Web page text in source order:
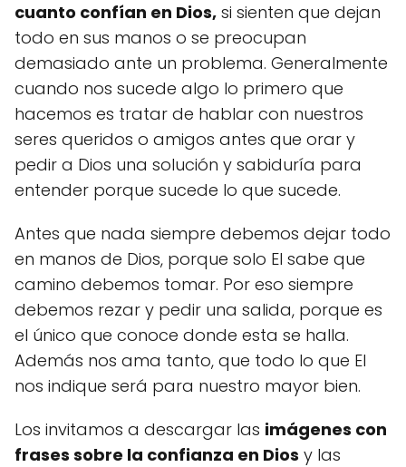
cuanto confían en Dios, si sienten que dejan
todo en sus manos o se preocupan
demasiado ante un problema. Generalmente
cuando nos sucede algo lo primero que
hacemos es tratar de hablar con nuestros
seres queridos o amigos antes que orar y
pedir a Dios una solución y sabiduría para
entender porque sucede lo que sucede.
Antes que nada siempre debemos dejar todo
en manos de Dios, porque solo El sabe que
camino debemos tomar. Por eso siempre
debemos rezar y pedir una salida, porque es
el único que conoce donde esta se halla.
Además nos ama tanto, que todo lo que El
nos indique será para nuestro mayor bien.
Los invitamos a descargar las imágenes con
frases sobre la confianza en Dios y las